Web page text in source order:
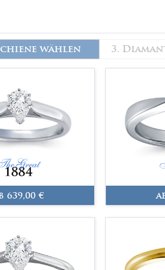
wählen 3.
639,00 €